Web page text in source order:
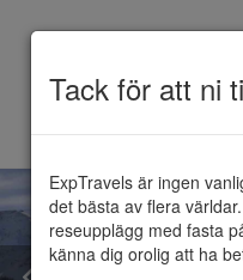
Tack för att ni
ExpTravels är ingen
det bästa av flera
reseupplägg med fasta
känna dig orolig att ha